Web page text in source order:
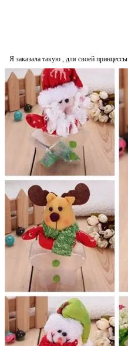
Я заказала такую , для своей принцессы